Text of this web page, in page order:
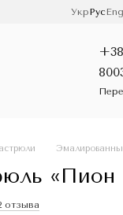
УкрРусEng
«Пион
отзыва